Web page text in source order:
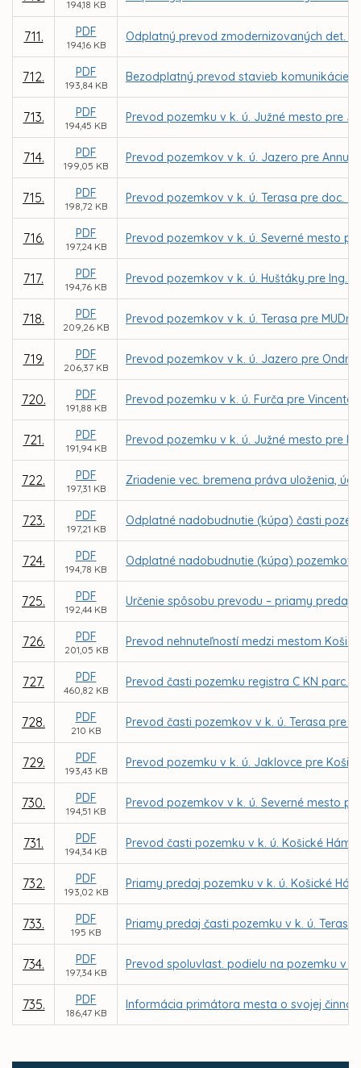
194,18 KB
711. PDF
194,16 KB
Odplatný prevod zmodernizovaných det.
712. PDF
193,84 KB
Bezodplatný prevod stavieb komunikácie,
713. PDF
194,45 KB
Prevod pozemku v k. ú. Južné mesto pre
714. PDF
199,05 KB
Prevod pozemkov v k. ú. Jazero pre Annu
715. PDF
198,72 KB
Prevod pozemkov v k. ú. Terasa pre doc.
716. PDF
197,24 KB
Prevod pozemkov v k. ú. Severné mesto
717. PDF
194,76 KB
Prevod pozemkov v k. ú. Huštáky pre Ing.
718. PDF
209,26 KB
Prevod pozemkov v k. ú. Terasa pre MUDr.
719. PDF
206,37 KB
Prevod pozemkov v k. ú. Jazero pre
720. PDF
191,88 KB
Prevod pozemku v k. ú. Furča pre Vincenta
721. PDF
191,94 KB
Prevod pozemku v k. ú. Južné mesto pre
722. PDF
197,31 KB
Zriadenie vec. bremena práva uloženia,
723. PDF
197,21 KB
Odplatné nadobudnutie (kúpa) časti
724. PDF
194,78 KB
Odplatné nadobudnutie (kúpa) pozemkov
725. PDF
192,44 KB
Určenie spôsobu prevodu – priamy predaj
726. PDF
201,05 KB
Prevod nehnuteľností medzi mestom
727. PDF
460,82 KB
Prevod časti pozemku registra C KN parc.
728. PDF
210 KB
Prevod časti pozemkov v k. ú. Terasa pre
729. PDF
193,43 KB
Prevod pozemku v k. ú. Jaklovce pre
730. PDF
194,51 KB
Prevod pozemkov v k. ú. Severné mesto
731. PDF
194,34 KB
Prevod časti pozemku v k. ú. Košické
732. PDF
193,02 KB
Priamy predaj pozemku v k. ú. Košické
733. PDF
195 KB
Priamy predaj časti pozemku v k. ú. Terasa
734. PDF
197,34 KB
Prevod spoluvlast. podielu na pozemku v
735. PDF
186,47 KB
Informácia primátora mesta o svojej